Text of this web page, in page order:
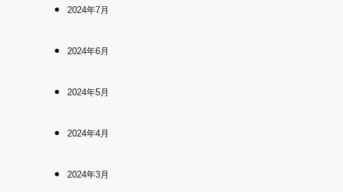
2024年7月
2024年6月
2024年5月
2024年4月
2024年3月